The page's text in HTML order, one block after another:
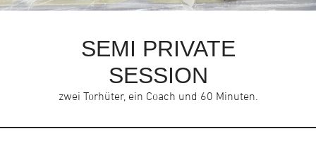
SEMI PRIVATE
SESSION
zwei Torhüter, ein Coach und 60 Minuten.